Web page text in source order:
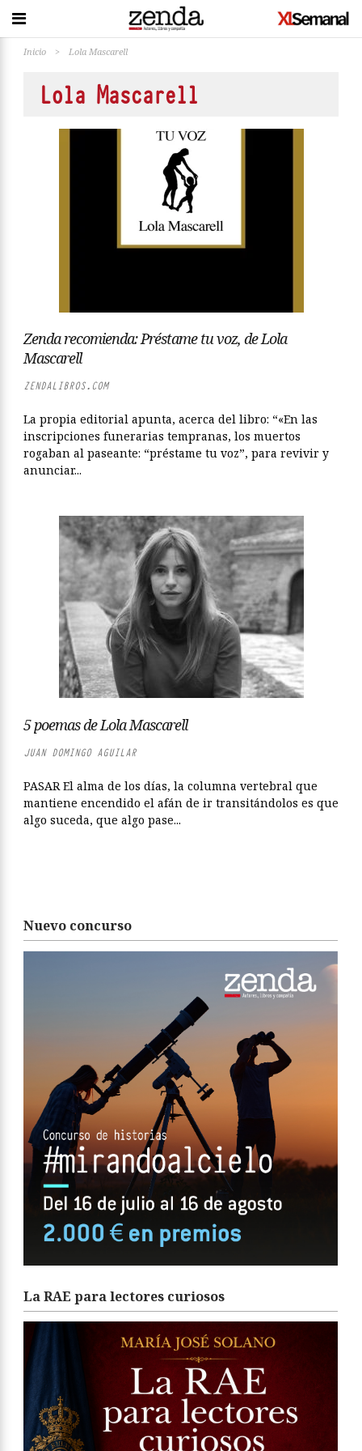
Inicio > Lola Mascarell
Lola Mascarell
Zenda recomienda: Préstame tu voz, de Lola
Mascarell
ZENDALIBROS.COM
La propia editorial apunta, acerca del libro: “«En las
inscripciones funerarias tempranas, los muertos
rogaban al paseante: “préstame tu voz”, para revivir y
anunciar...
5 poemas de Lola Mascarell
JUAN DOMINGO AGUILAR
PASAR El alma de los días, la columna vertebral que
mantiene encendido el afán de ir transitándolos es que
algo suceda, que algo pase...
Nuevo concurso
La RAE para lectores curiosos